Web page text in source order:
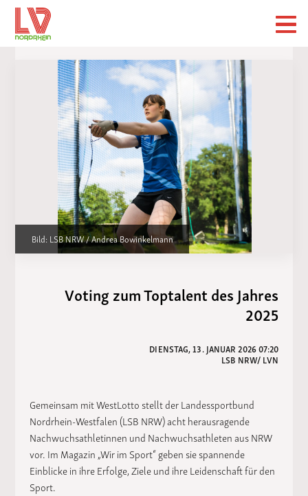
Bild: LSB NRW / Andrea Bowinkelmann
Voting zum Toptalent des Jahres
2025
DIENSTAG, 13. JANUAR 2026 07:20
LSB NRW/ LVN
Gemeinsam mit WestLotto stellt der Landessportbund
Nordrhein-Westfalen (LSB NRW) acht herausragende
Nachwuchsathletinnen und Nachwuchsathleten aus NRW
vor. Im Magazin „Wir im Sport“ geben sie spannende
Einblicke in ihre Erfolge, Ziele und ihre Leidenschaft für den
Sport.